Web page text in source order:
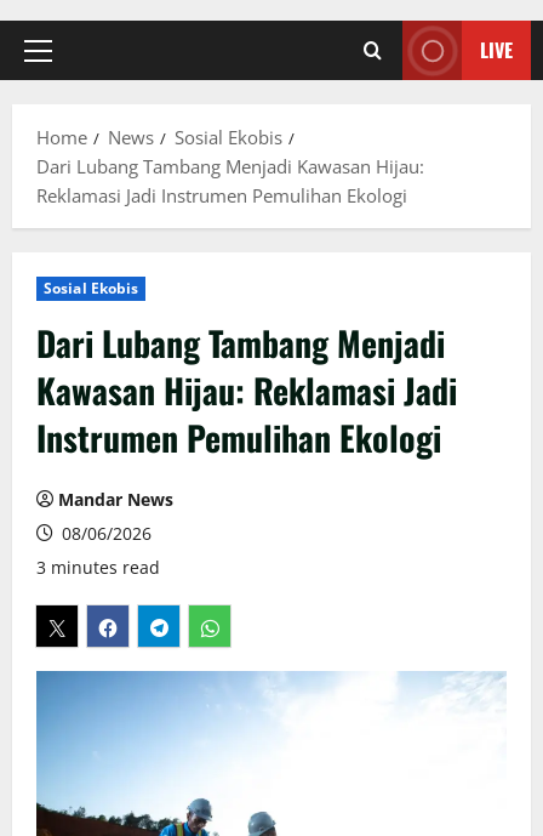
Primary
LIVE
Home News
Sosial Ekobis
Dari Lubang Tambang Menjadi Kawasan Hijau:
Reklamasi Jadi Instrumen Pemulihan Ekologi
Sosial Ekobis
Dari Lubang Tambang Menjadi
Kawasan Hijau: Reklamasi Jadi
Instrumen Pemulihan Ekologi
Mandar News
08/06/2026
3 minutes read